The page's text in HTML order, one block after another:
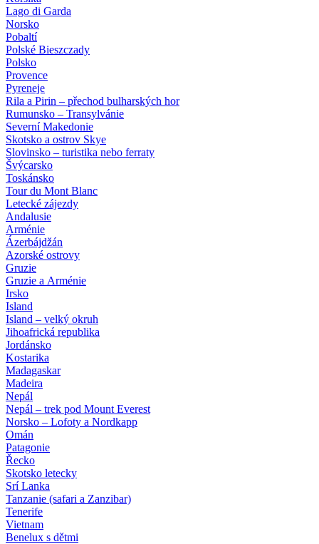
Lago di Garda
Norsko
Pobaltí
Polské Bieszczady
Polsko
Provence
Pyreneje
Rila a Pirin – přechod bulharských hor
Rumunsko – Transylvánie
Severní Makedonie
Skotsko a ostrov Skye
Slovinsko – turistika nebo ferraty
Švýcarsko
Toskánsko
Tour du Mont Blanc
Letecké zájezdy
Andalusie
Arménie
Ázerbájdžán
Azorské ostrovy
Gruzie
Gruzie a Arménie
Irsko
Island
Island – velký okruh
Jihoafrická republika
Jordánsko
Kostarika
Madagaskar
Madeira
Nepál
Nepál – trek pod Mount Everest
Norsko – Lofoty a Nordkapp
Omán
Patagonie
Řecko
Skotsko letecky
Srí Lanka
Tanzanie (safari a Zanzibar)
Tenerife
Vietnam
Benelux s dětmi